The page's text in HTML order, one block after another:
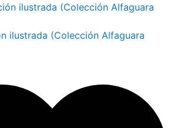
ilustrada (Colección Alfaguara